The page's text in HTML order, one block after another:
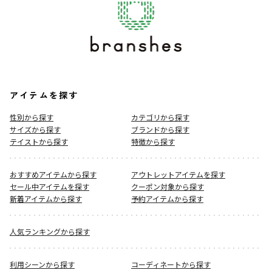
アイテムを探す
性別から探す
カテゴリから探す
サイズから探す
ブランドから探す
テイストから探す
特徴から探す
おすすめアイテムから探す
アウトレットアイテムを探す
セール中アイテムを探す
クーポン対象から探す
新着アイテムから探す
予約アイテムから探す
人気ランキングから探す
利用シーンから探す
コーディネートから探す